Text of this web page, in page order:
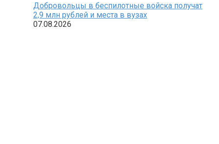
Добровольцы в беспилотные войска получат
2,9 млн рублей и места в вузах
07.08.2026